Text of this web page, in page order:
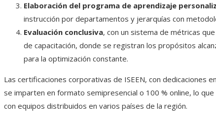
Elaboración del programa de aprendizaje
instrucción por departamentos y jerarquías con
Evaluación conclusiva, con un sistema de métricas
de capacitación, donde se registran los propósitos
para la optimización constante.
Las certificaciones corporativas de ISEEN, con dedicaciones
se imparten en formato semipresencial o 100 % online, lo
con equipos distribuidos en varios países de la región.